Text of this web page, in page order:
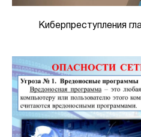
Киберпреступления